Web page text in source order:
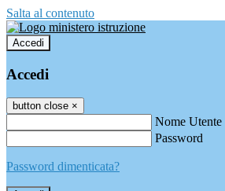
Salta al contenuto
Accedi
Accedi
button close ×
Nome Utente
Password
Password dimenticata?